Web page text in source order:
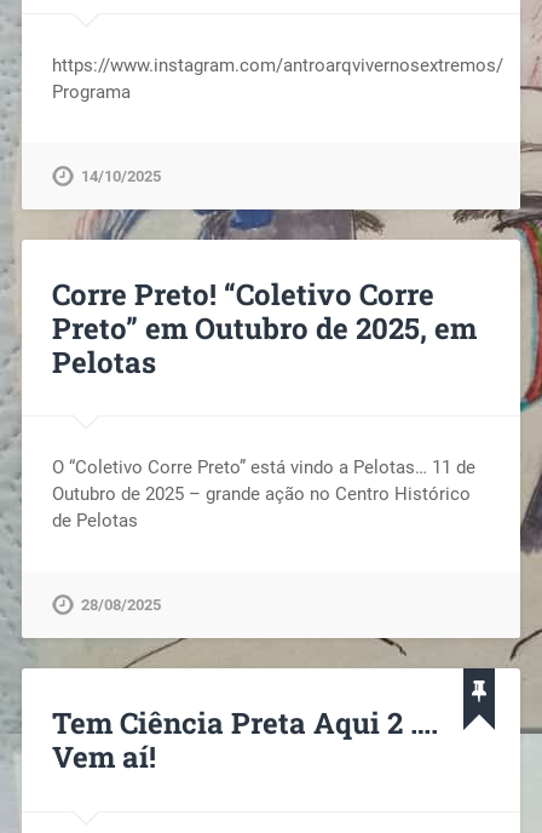
https://www.instagram.com/antroarqvivernosextremos/
Programa
14/10/2025
Corre Preto! “Coletivo Corre
Preto” em Outubro de 2025, em
Pelotas
O “Coletivo Corre Preto” está vindo a Pelotas… 11 de
Outubro de 2025 – grande ação no Centro Histórico
de Pelotas
28/08/2025
Tem Ciência Preta Aqui 2 ….
Vem aí!